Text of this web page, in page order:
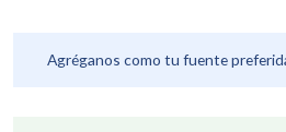
Agréganos como tu fuente